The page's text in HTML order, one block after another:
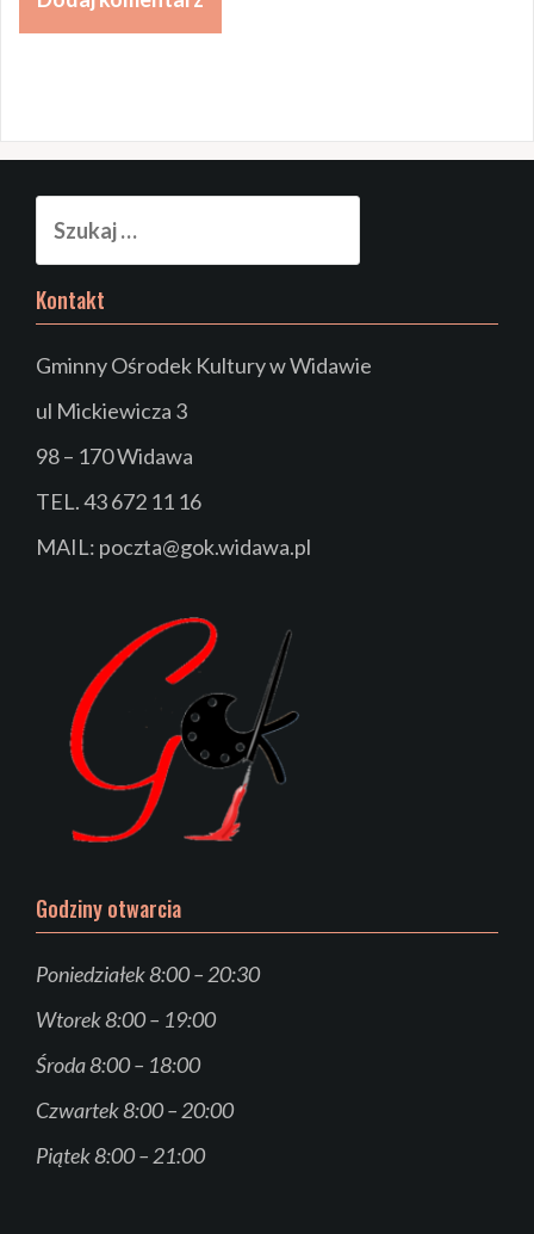
Kontakt
Gminny Ośrodek Kultury w Widawie
ul Mickiewicza 3
98 – 170 Widawa
TEL. 43 672 11 16
MAIL: poczta@gok.widawa.pl
Godziny otwarcia
Poniedziałek 8:00 – 20:30
Wtorek 8:00 – 19:00
Środa 8:00 – 18:00
Czwartek 8:00 – 20:00
Piątek 8:00 – 21:00